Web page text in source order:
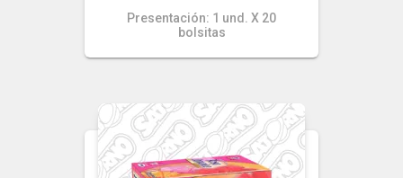
Presentación: 1 und. X 20
bolsitas